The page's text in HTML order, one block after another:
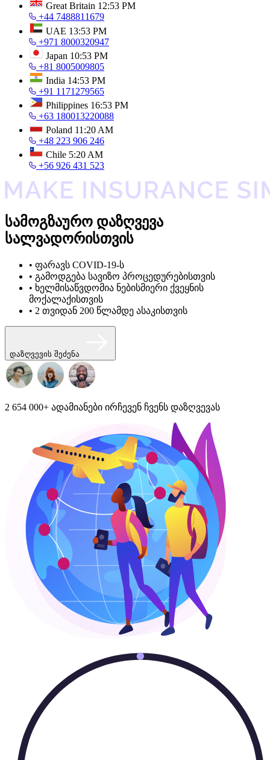
Great Britain 12:53 PM
+44 7488811679
UAE 13:53 PM
+971 8000320947
Japan 10:53 PM
+81 8005009805
India 14:53 PM
+91 1171279565
Philippines 16:53 PM
+63 180013220088
Poland 11:20 AM
+48 223 906 246
Chile 5:20 AM
+56 926 431 523
სამოგზაურო დაზღვევა
სალვადორისთვის
• ფარავს COVID-19-ს
• გამოდგება სავიზო პროცედურებისთვის
• ხელმისაწვდომია ნებისმიერი ქვეყნის
მოქალაქისთვის
• 2 თვიდან 200 წლამდე ასაკისთვის
დაზღვევის შეძენა
2 654 000+ ადამიანები ირჩევენ ჩვენს დაზღვევას